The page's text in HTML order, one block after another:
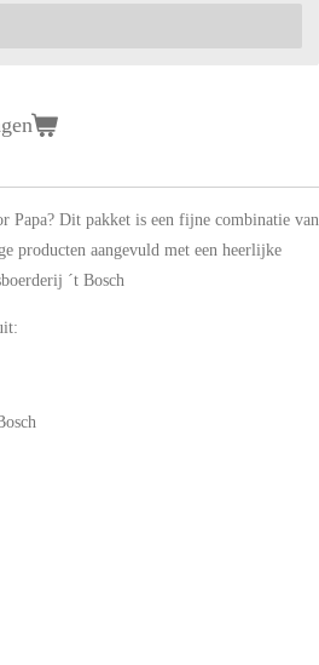
Papa? Dit pakket is een fijne combinatie van
producten aangevuld met een heerlijke
´t Bosch